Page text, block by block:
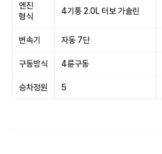
엔진
형식
4기통 2.0L 터보 가솔린
변속기 자동 7단
구동방식 4륜구동
승차정원 5